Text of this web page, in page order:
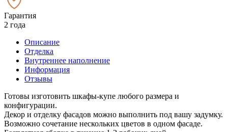
Гарантия
2 года
Описание
Отделка
Внутреннее наполнение
Информация
Отзывы
Готовы изготовить шкафы-купе любого размера и
конфигурации.
Декор и отделку фасадов можно выполнить под вашу задумку.
Возможно сочетание нескольких цветов в одном фасаде.